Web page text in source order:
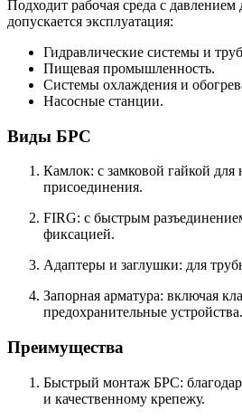
Подходит рабочая среда с
допускается эксплуатация:
Гидравлические системы и
Пищевая промышленность.
Системы охлаждения и
Насосные станции.
Виды БРС
Камлок: с замковой гайкой
присоединения.
FIRG: с быстрым
фиксацией.
Адаптеры и заглушки: для
Запорная арматура: включая
предохранительные устройства.
Преимущества
Быстрый монтаж БРС:
и качественному крепежу.